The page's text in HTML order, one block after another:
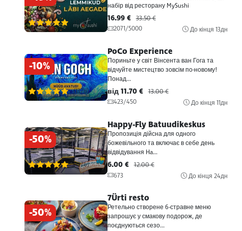
(1376)
набір від ресторану MySushi
16.99 € 33.50 €
2071/5000
До кінця13дн
-10%
(1376)
PoCo Experience
Пориньте у світ Вінсента ван Гога та
відчуйте мистецтво зовсім по-новому!
Понад...
від 11.70 € 13.00 €
423/450
До кінця11дн
-50%
(1376)
Happy-Fly Batuudikeskus
Пропозиція дійсна для одного
божевільного та включає в себе день
відвідування Ha...
6.00 € 12.00 €
673
До кінця24дн
-50%
7Ürti resto
Ретельно створене 6-стравне меню
запрошує у смакову подорож, де
поєднуються сезо...